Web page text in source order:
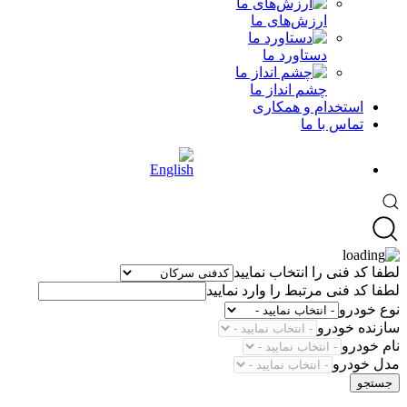
ارزش‌های ما
دستاورد ما
چشم انداز ما
استخدام و همکاری
تماس با ما
لطفا کد فنی را انتخاب نمایید
لطفا کد فنی مرتبط را وارد نمایید
نوع خودرو
سازنده خودرو
نام خودرو
مدل خودرو
جستجو